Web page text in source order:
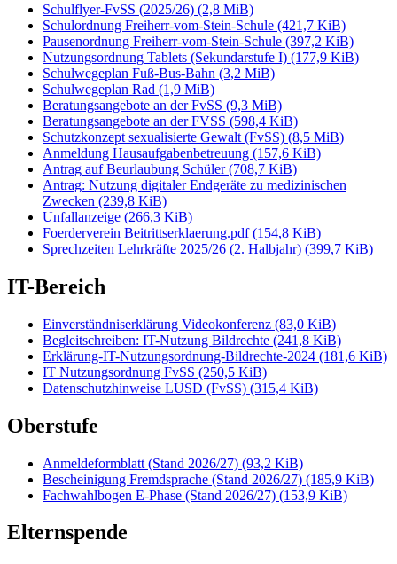
Schulflyer-FvSS (2025/26) (2,8 MiB)
Schulordnung Freiherr-vom-Stein-Schule (421,7 KiB)
Pausenordnung Freiherr-vom-Stein-Schule (397,2 KiB)
Nutzungsordnung Tablets (Sekundarstufe I) (177,9 KiB)
Schulwegeplan Fuß-Bus-Bahn (3,2 MiB)
Schulwegeplan Rad (1,9 MiB)
Beratungsangebote an der FvSS (9,3 MiB)
Beratungsangebote an der FVSS (598,4 KiB)
Schutzkonzept sexualisierte Gewalt (FvSS) (8,5 MiB)
Anmeldung Hausaufgabenbetreuung (157,6 KiB)
Antrag auf Beurlaubung Schüler(708,7 KiB)
Antrag: Nutzung digitaler Endgeräte zu medizinischen
Zwecken (239,8 KiB)
Unfallanzeige (266,3 KiB)
Foerderverein Beitrittserklaerung.pdf(154,8 KiB)
Sprechzeiten Lehrkräfte 2025/26 (2. Halbjahr) (399,7 KiB)
IT-Bereich
Einverständniserklärung Videokonferenz (83,0 KiB)
Begleitschreiben: IT-Nutzung Bildrechte (241,8 KiB)
Erklärung-IT-Nutzungsordnung-Bildrechte-2024 (181,6 KiB)
IT Nutzungsordnung FvSS (250,5 KiB)
Datenschutzhinweise LUSD (FvSS) (315,4 KiB)
Oberstufe
Anmeldeformblatt (Stand 2026/27) (93,2 KiB)
Bescheinigung Fremdsprache (Stand 2026/27) (185,9 KiB)
Fachwahlbogen E-Phase (Stand 2026/27) (153,9 KiB)
Elternspende